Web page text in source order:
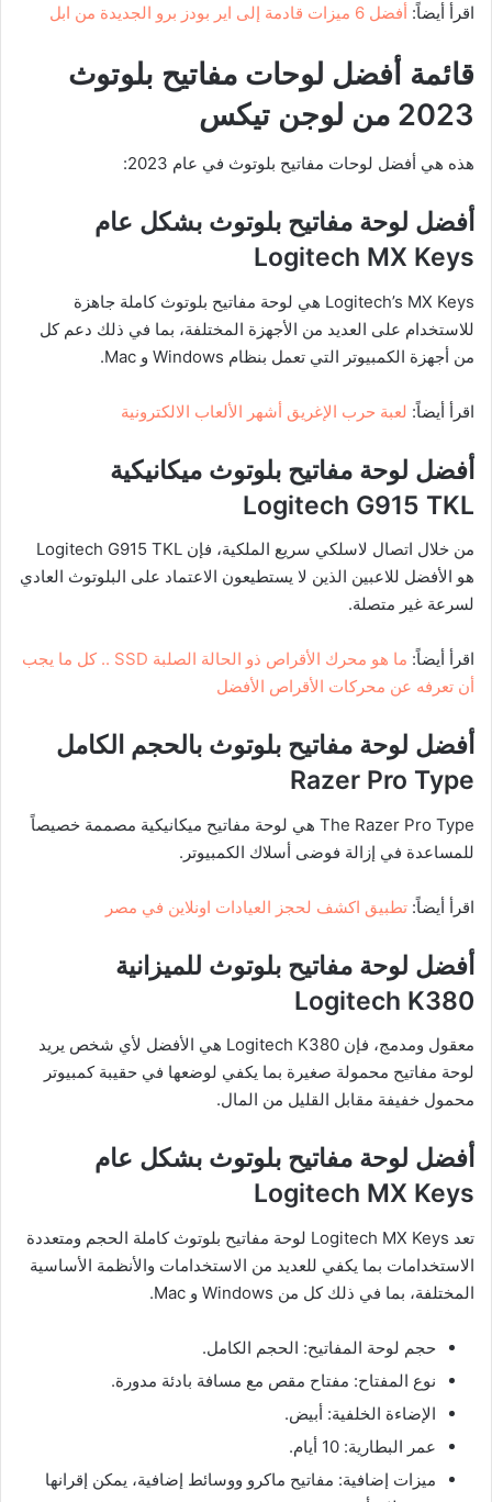
اقرأ أيضاً: أفضل 6 ميزات قادمة إلى اير بودز برو الجديدة من ابل
قائمة أفضل لوحات مفاتيح بلوتوث
2023 من لوجن تيكس
هذه هي أفضل لوحات مفاتيح بلوتوث في عام 2023:
أفضل لوحة مفاتيح بلوتوث بشكل عام
Logitech MX Keys
Logitech’s MX Keys هي لوحة مفاتيح بلوتوث كاملة جاهزة
للاستخدام على العديد من الأجهزة المختلفة، بما في ذلك دعم كل
من أجهزة الكمبيوتر التي تعمل بنظام Windows و Mac.
اقرأ أيضاً: لعبة حرب الإغريق أشهر الألعاب الالكترونية
أفضل لوحة مفاتيح بلوتوث ميكانيكية
Logitech G915 TKL
من خلال اتصال لاسلكي سريع الملكية، فإن Logitech G915 TKL
هو الأفضل للاعبين الذين لا يستطيعون الاعتماد على البلوتوث العادي
لسرعة غير متصلة.
اقرأ أيضاً:
ما هو محرك الأقراص ذو الحالة الصلبة SSD .. كل ما يجب
أن تعرفه عن محركات الأقراص الأفضل
أفضل لوحة مفاتيح بلوتوث بالحجم الكامل
Razer Pro Type
The Razer Pro Type هي لوحة مفاتيح ميكانيكية مصممة خصيصاً
للمساعدة في إزالة فوضى أسلاك الكمبيوتر.
اقرأ أيضاً: تطبيق اكشف لحجز العيادات اونلاين في مصر
أفضل لوحة مفاتيح بلوتوث للميزانية
Logitech K380
معقول ومدمج، فإن Logitech K380 هي الأفضل لأي شخص يريد
لوحة مفاتيح محمولة صغيرة بما يكفي لوضعها في حقيبة كمبيوتر
محمول خفيفة مقابل القليل من المال.
أفضل لوحة مفاتيح بلوتوث بشكل عام
Logitech MX Keys
تعد Logitech MX Keys لوحة مفاتيح بلوتوث كاملة الحجم ومتعددة
الاستخدامات بما يكفي للعديد من الاستخدامات والأنظمة الأساسية
المختلفة، بما في ذلك كل من Windows و Mac.
حجم لوحة المفاتيح: الحجم الكامل.
نوع المفتاح: مفتاح مقص مع مسافة بادئة مدورة.
الإضاءة الخلفية: أبيض.
عمر البطارية: 10 أيام.
ميزات إضافية: مفاتيح ماكرو ووسائط إضافية، يمكن إقرانها